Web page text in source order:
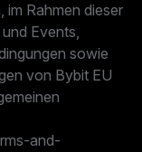
im Rahmen dieser
Events,
sowie
von Bybit EU
and-